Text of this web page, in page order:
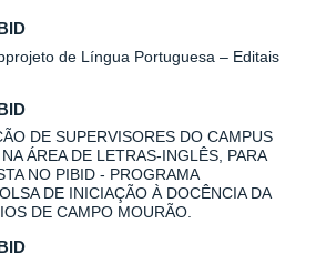
de Língua Portuguesa – Editais
DE SUPERVISORES DO CAMPUS
ÁREA DE LETRAS-INGLÊS, PARA
NO PIBID - PROGRAMA
DE INICIAÇÃO À DOCÊNCIA DA
DE CAMPO MOURÃO.